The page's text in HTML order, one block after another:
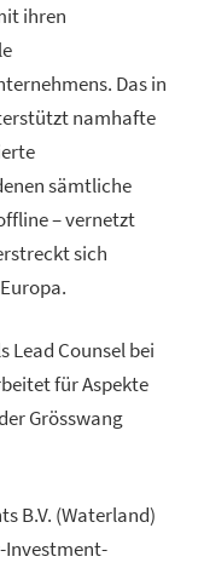
ihren
Das in
namhafte
sämtliche
– vernetzt
sich
Lead Counsel bei
für Aspekte
Grösswang
B.V. (Waterland)
Investment-